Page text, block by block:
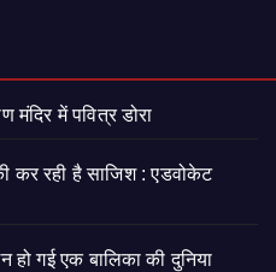
मंदिर में पवित्र डोरा
कर रही है साजिश : एडवोकेट
हो गई एक बालिका की दुनिया